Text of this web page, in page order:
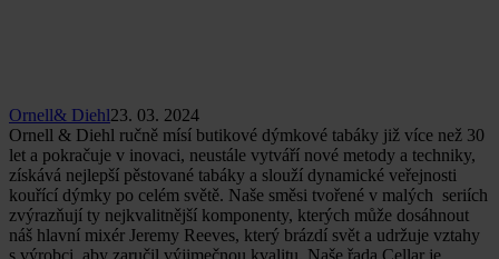
Ornell& Diehl23. 03. 2024
Ornell & Diehl ručně mísí butikové dýmkové tabáky již více než 30
let a pokračuje v inovaci, neustále vytváří nové metody a techniky,
získává nejlepší pěstované tabáky a slouží dynamické veřejnosti
kouřící dýmky po celém světě. Naše směsi tvořené v malých seriích
zvýrazňují ty nejkvalitnější komponenty, kterých může dosáhnout
náš hlavní mixér Jeremy Reeves, který brázdí svět a udržuje vztahy
s výrobci, aby zaručil výjimečnou kvalitu. Naše řada Cellar je